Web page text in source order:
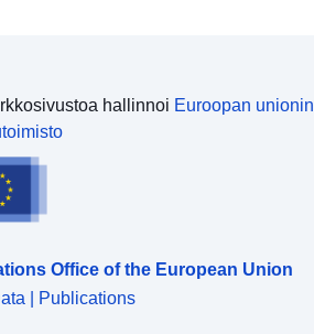
hallinnoi Euroopan unionin
Office of the European Union
| Publications